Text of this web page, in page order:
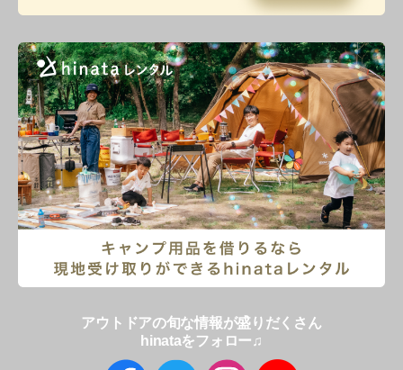
アウトドアの旬な情報が盛りだくさん
hinataをフォロー♫